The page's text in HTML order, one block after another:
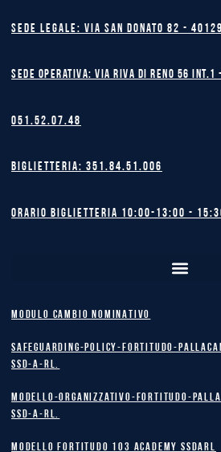
Sede legale: Via San Donato 82 - 40129
Sede operativa: Via Riva di Reno 56 int.1 -
051.52.07.48
Biglietteria: 351.84.51.006
Orario biglietteria 10:00-13:00 -
MODULO CAMBIO NOMINATIVO
safeguarding-policy-Fortitudo-
SSD-A-RL.
Modello-Organizzativo-Fortitudo-
SSD-A-RL.
MODELLO FORTITUDO 103 ACADEMY SSDARL